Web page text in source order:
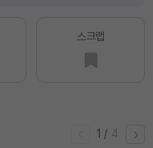
스크랩
1 / 4